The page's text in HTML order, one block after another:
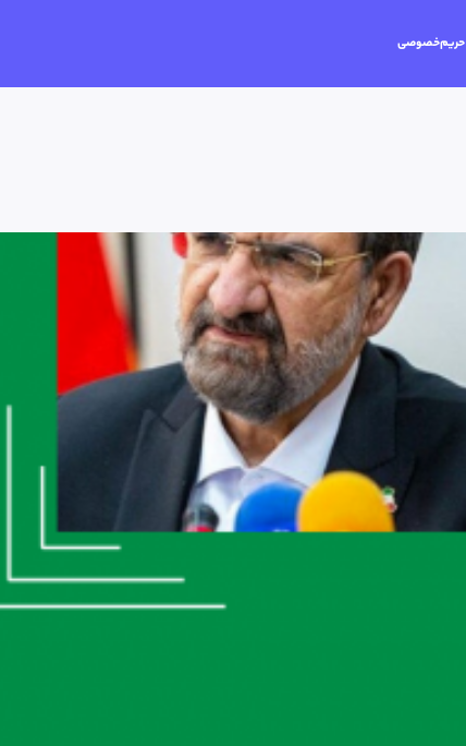
حریم‌خصوصی